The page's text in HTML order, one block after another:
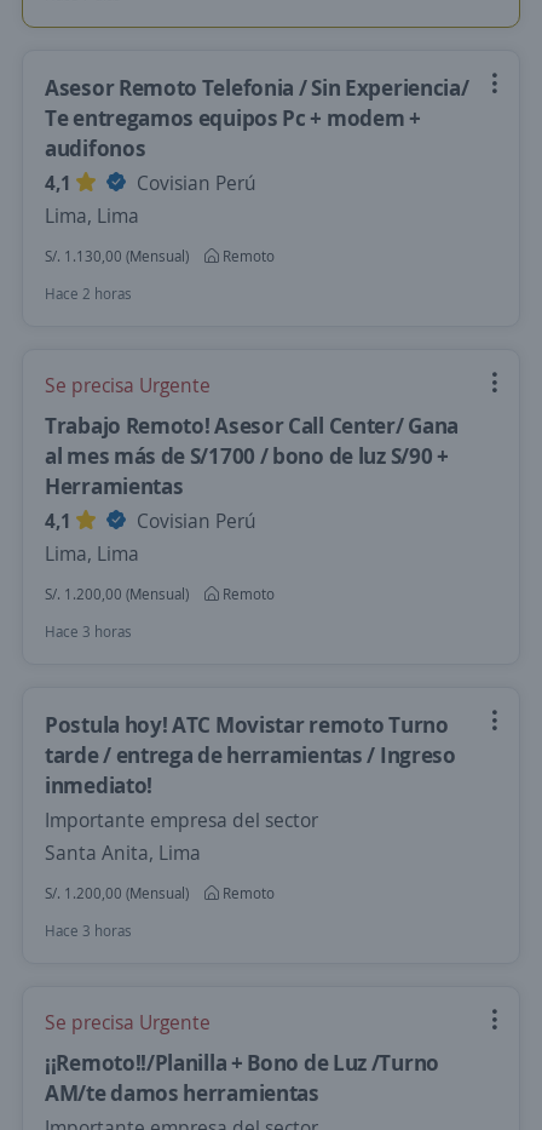
Asesor Remoto Telefonia / Sin Experiencia/
Te entregamos equipos Pc + modem +
audifonos
4,1
Covisian Perú
Lima, Lima
S/. 1.130,00 (Mensual)
Remoto
Hace 2 horas
Se precisa Urgente
Trabajo Remoto! Asesor Call Center/ Gana
al mes más de S/1700 / bono de luz S/90 +
Herramientas
4,1
Covisian Perú
Lima, Lima
S/. 1.200,00 (Mensual)
Remoto
Hace 3 horas
Postula hoy! ATC Movistar remoto Turno
tarde / entrega de herramientas / Ingreso
inmediato!
Importante empresa del sector
Santa Anita, Lima
S/. 1.200,00 (Mensual)
Remoto
Hace 3 horas
Se precisa Urgente
¡¡Remoto!!/Planilla + Bono de Luz /Turno
AM/te damos herramientas